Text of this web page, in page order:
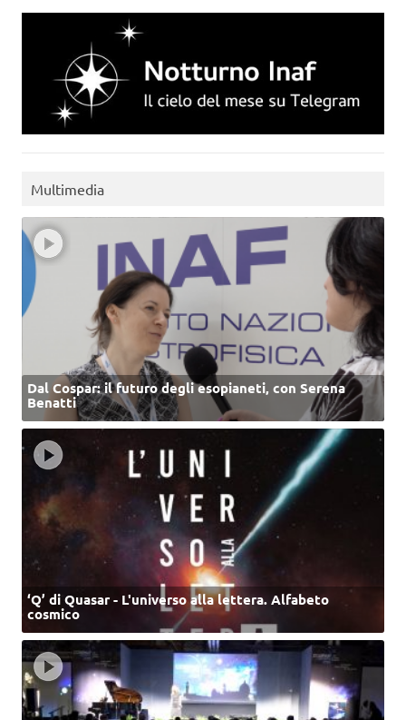
Multimedia
Dal Cospar: il futuro degli esopianeti, con Serena
Benatti
‘Q’ di Quasar - L'universo alla lettera. Alfabeto
cosmico